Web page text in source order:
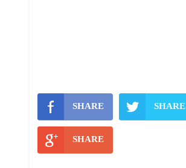
SHARE SHARE
SHARE